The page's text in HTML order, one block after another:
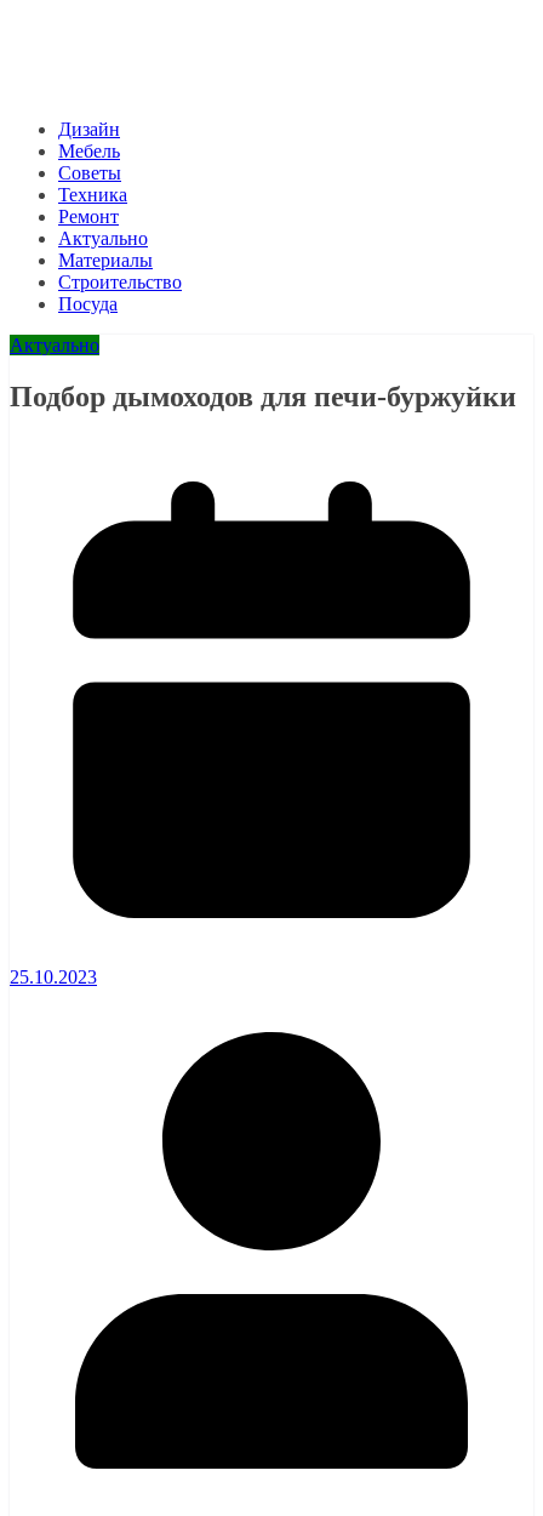
Дизайн
Мебель
Советы
Техника
Ремонт
Актуально
Материалы
Строительство
Посуда
Актуально
Подбор дымоходов для печи-буржуйки
25.10.2023